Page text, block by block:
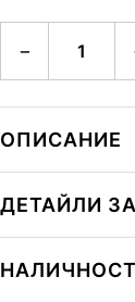
−
ОПИСАНИЕ
ДЕТАЙЛИ